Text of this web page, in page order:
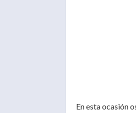
En esta ocasión